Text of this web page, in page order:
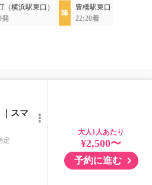
（横浜駅東口）
発
豊橋駅東口
22:20着
スマ
定
大人
¥2,500〜
予約に進む